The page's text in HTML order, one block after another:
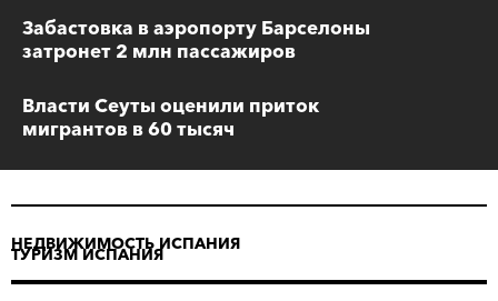
Забастовка в аэропорту Барселоны
затронет 2 млн пассажиров
Власти Сеуты оценили приток
мигрантов в 60 тысяч
НЕДВИЖИМОСТЬ ИСПАНИЯ
ТУРИЗМ ИСПАНИЯ